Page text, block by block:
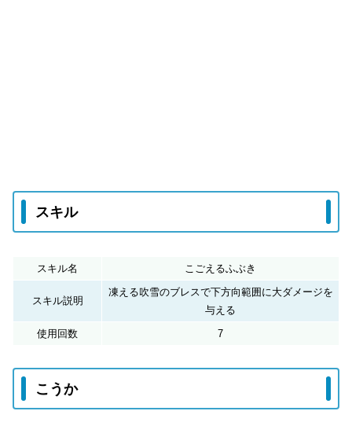
スキル
スキル名 こごえるふぶき
スキル説明
凍える吹雪のブレスで下方向範囲に大ダメージを
与える
使用回数
7
こうか